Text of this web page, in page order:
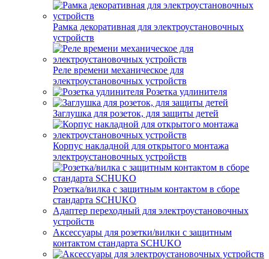
Рамка декоративная для электроустановочных
устройств
Реле времени механическое для
электроустановочных устройств
Розетка удлинителя
Заглушка для розеток, для защиты детей
Корпус накладной для открытого монтажа
электроустановочных устройств
Розетка/вилка с защитным контактом в сборе
стандарта SCHUKO
Адаптер переходный для электроустановочных
устройств
Аксессуары для розетки/вилки с защитным
контактом стандарта SCHUKO